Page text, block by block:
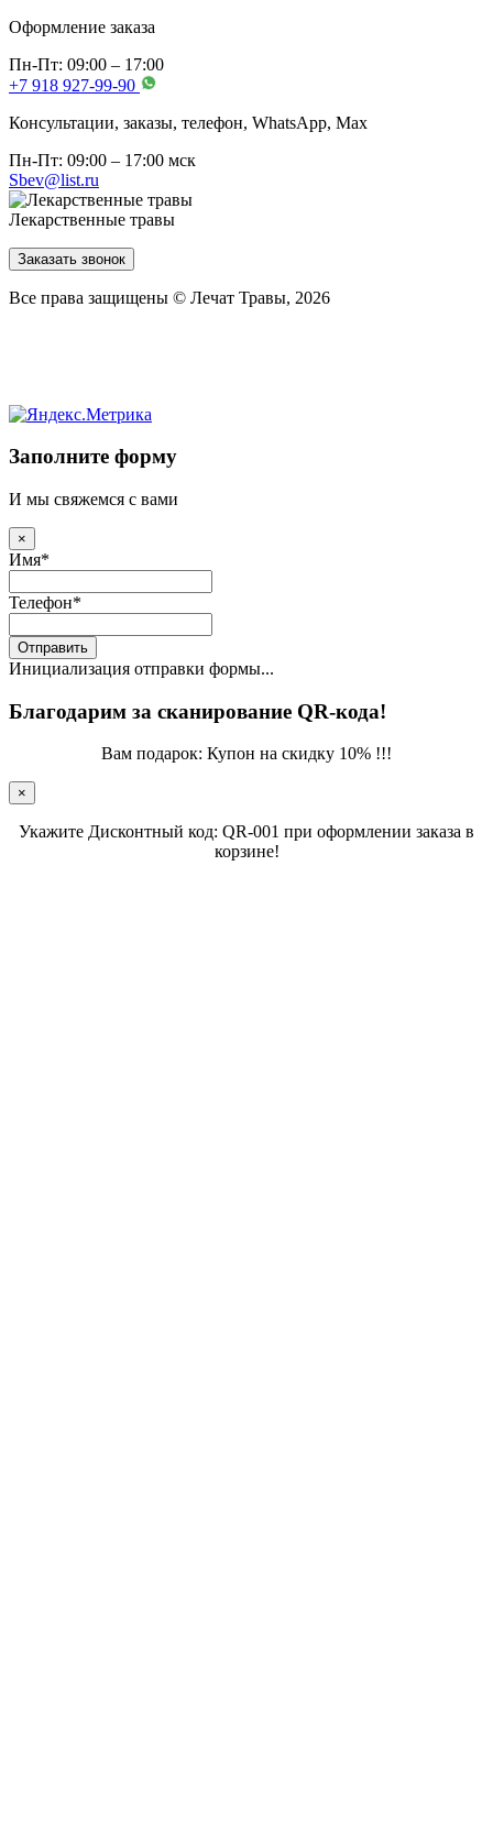
Оформление заказа
Пн-Пт: 09:00 – 17:00
+7 918 927-99-90
Консультации, заказы, телефон, WhatsApp, Мах
Пн-Пт: 09:00 – 17:00 мск
Sbev@list.ru
Лекарственные травы
Заказать звонок
Все права защищены © Лечат Травы, 2026
Заполните форму
И мы свяжемся с вами
×
Имя*
Телефон*
Отправить
Инициализация отправки формы...
Благодарим за сканирование QR-кода!
Вам подарок: Купон на скидку 10% !!!
×
Укажите Дисконтный код: QR-001 при оформлении заказа в
корзине!